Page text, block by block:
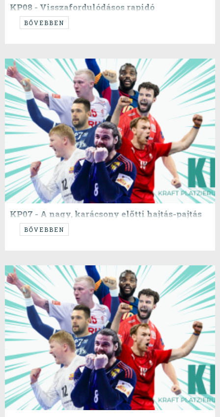
KP08 - Visszafordulódásos rapidó
BŐVEBBEN
KP07 - A nagy, karácsony előtti hajtás-pajtás
kezdete
BŐVEBBEN